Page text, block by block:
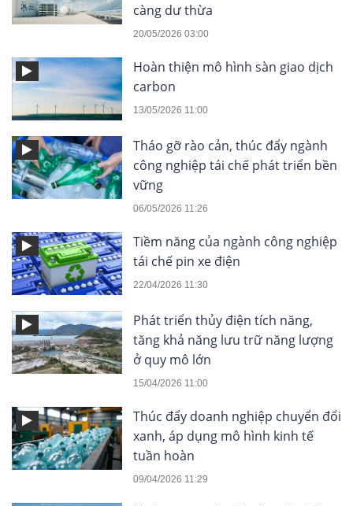
càng dư thừa
20/05/2026 03:00
Hoàn thiện mô hình sàn giao dịch
carbon
13/05/2026 11:00
Tháo gỡ rào cản, thúc đẩy ngành
công nghiệp tái chế phát triển bền
vững
06/05/2026 11:26
Tiềm năng của ngành công nghiệp
tái chế pin xe điện
22/04/2026 11:30
Phát triển thủy điện tích năng,
tăng khả năng lưu trữ năng lượng
ở quy mô lớn
15/04/2026 11:00
Thúc đẩy doanh nghiệp chuyển đổi
xanh, áp dụng mô hình kinh tế
tuần hoàn
09/04/2026 11:29